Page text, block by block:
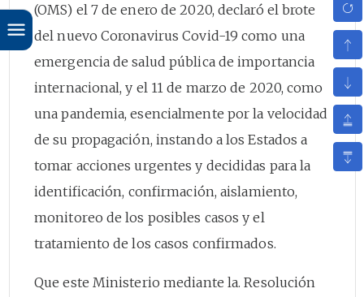
(OMS) el 7 de enero de 2020, declaró el brote
del nuevo Coronavirus Covid-19 como una
emergencia de salud pública de importancia
internacional, y el 11 de marzo de 2020, como
una pandemia, esencialmente por la velocidad
de su propagación, instando a los Estados a
tomar acciones urgentes y decididas para la
identificación, confirmación, aislamiento,
monitoreo de los posibles casos y el
tratamiento de los casos confirmados.
Que este Ministerio mediante la. Resolución